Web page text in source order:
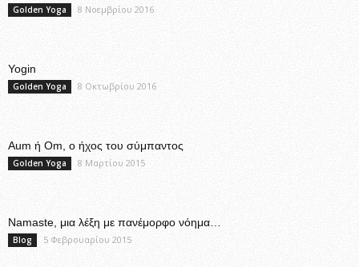
Golden Yoga 8 Νοεμβρίου 2016
Yogin
Golden Yoga 8 Οκτωβρίου 2016
Aum ή Om, ο ήχος του σύμπαντος
Golden Yoga 8 Μαρτίου 2015
Namaste, μια λέξη με πανέμορφο νόημα…
Blog 5 Φεβρουαρίου 2015